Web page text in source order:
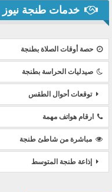
خدمات طنجة نيوز
حصة أوقات الصلاة بطنجة
صيدليات الحراسة بطنجة
توقعات أحوال الطقس
ارقام هواتف مهمة
مباشرة من شاطئ طنجة
إذاعة طنجة المتوسط